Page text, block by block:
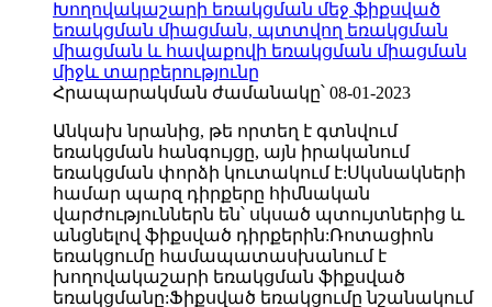
Խողովակաշարի եռակցման մեջ ֆիքսված
եռակցման միացման, պտտվող եռակցման
միացման և հավաքովի եռակցման միացման
միջև տարբերությունը
Հրապարակման ժամանակը՝ 08-01-2023
Անկախ նրանից, թե որտեղ է գտնվում
եռակցման հանգույցը, այն իրականում
եռակցման փորձի կուտակում է:Սկսնակների
համար պարզ դիրքերը հիմնական
վարժություններն են՝ սկսած պտույտներից և
անցնելով ֆիքսված դիրքերին:Ռոտացիոն
եռակցումը համապատասխանում է
խողովակաշարի եռակցման ֆիքսված
եռակցմանը:Ֆիքսված եռակցումը նշանակում